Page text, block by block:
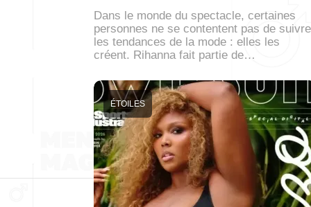
Dans le monde du spectacle, certaines
personnes ne se contentent pas de suivre
les tendances de la mode : elles les
créent. Rihanna fait partie de…
ÉTOILES